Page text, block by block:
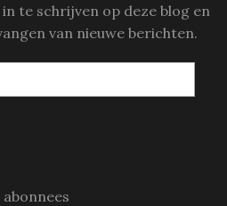
te schrijven op deze blog en
van nieuwe berichten.